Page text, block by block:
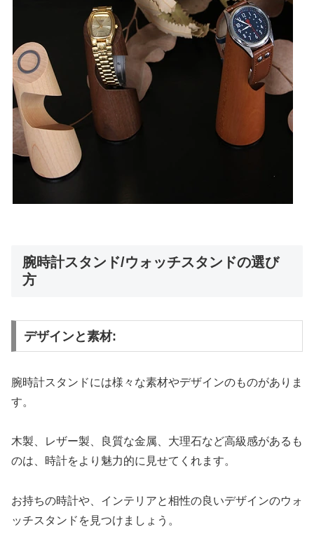
腕時計スタンド/ウォッチスタンドの選び
方
デザインと素材:
腕時計スタンドには様々な素材やデザインのものがありま
す。
木製、レザー製、良質な金属、大理石など高級感があるも
のは、時計をより魅力的に見せてくれます。
お持ちの時計や、インテリアと相性の良いデザインのウォ
ッチスタンドを見つけましょう。